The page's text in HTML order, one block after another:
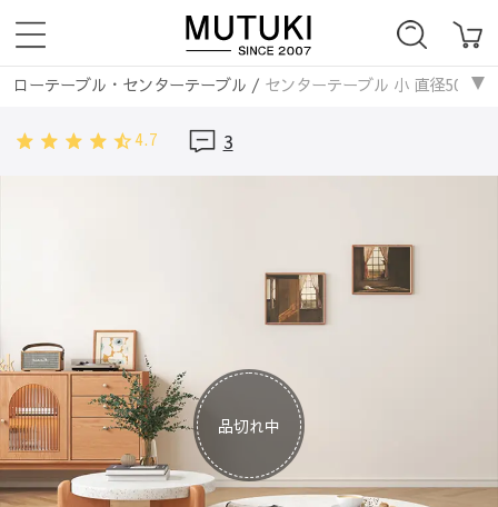
ローテーブル・センターテーブル / センターテーブル 小 直径50cm
4.7
3
品切れ中